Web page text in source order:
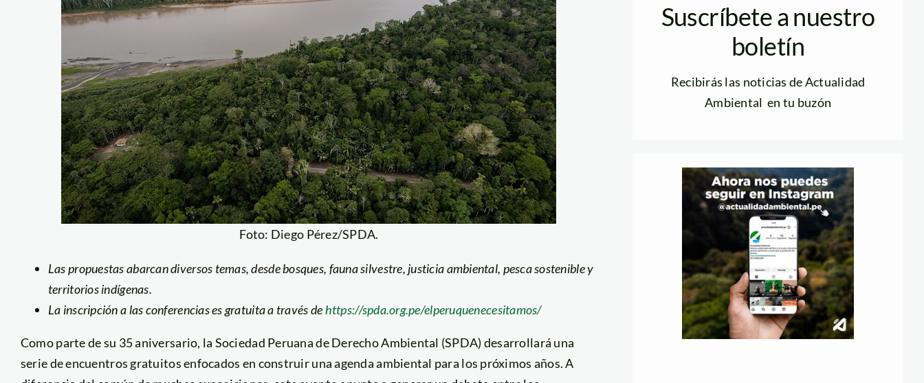
Foto: Diego Pérez/SPDA.
Las propuestas abarcan diversos temas, desde bosques, fauna silvestre, justicia ambiental, pesca sostenible y
territorios indígenas.
La inscripción a las conferencias es gratuita a través dehttps://spda.org.pe/elperuquenecesitamos/
Como parte de su 35 aniversario, la Sociedad Peruana de Derecho Ambiental (SPDA) desarrollará una
serie de encuentros gratuitos enfocados en construir una agenda ambiental para los próximos años. A
Suscríbete a nuestro
boletín
Recibirás las noticias de Actualidad
Ambiental en tu buzón